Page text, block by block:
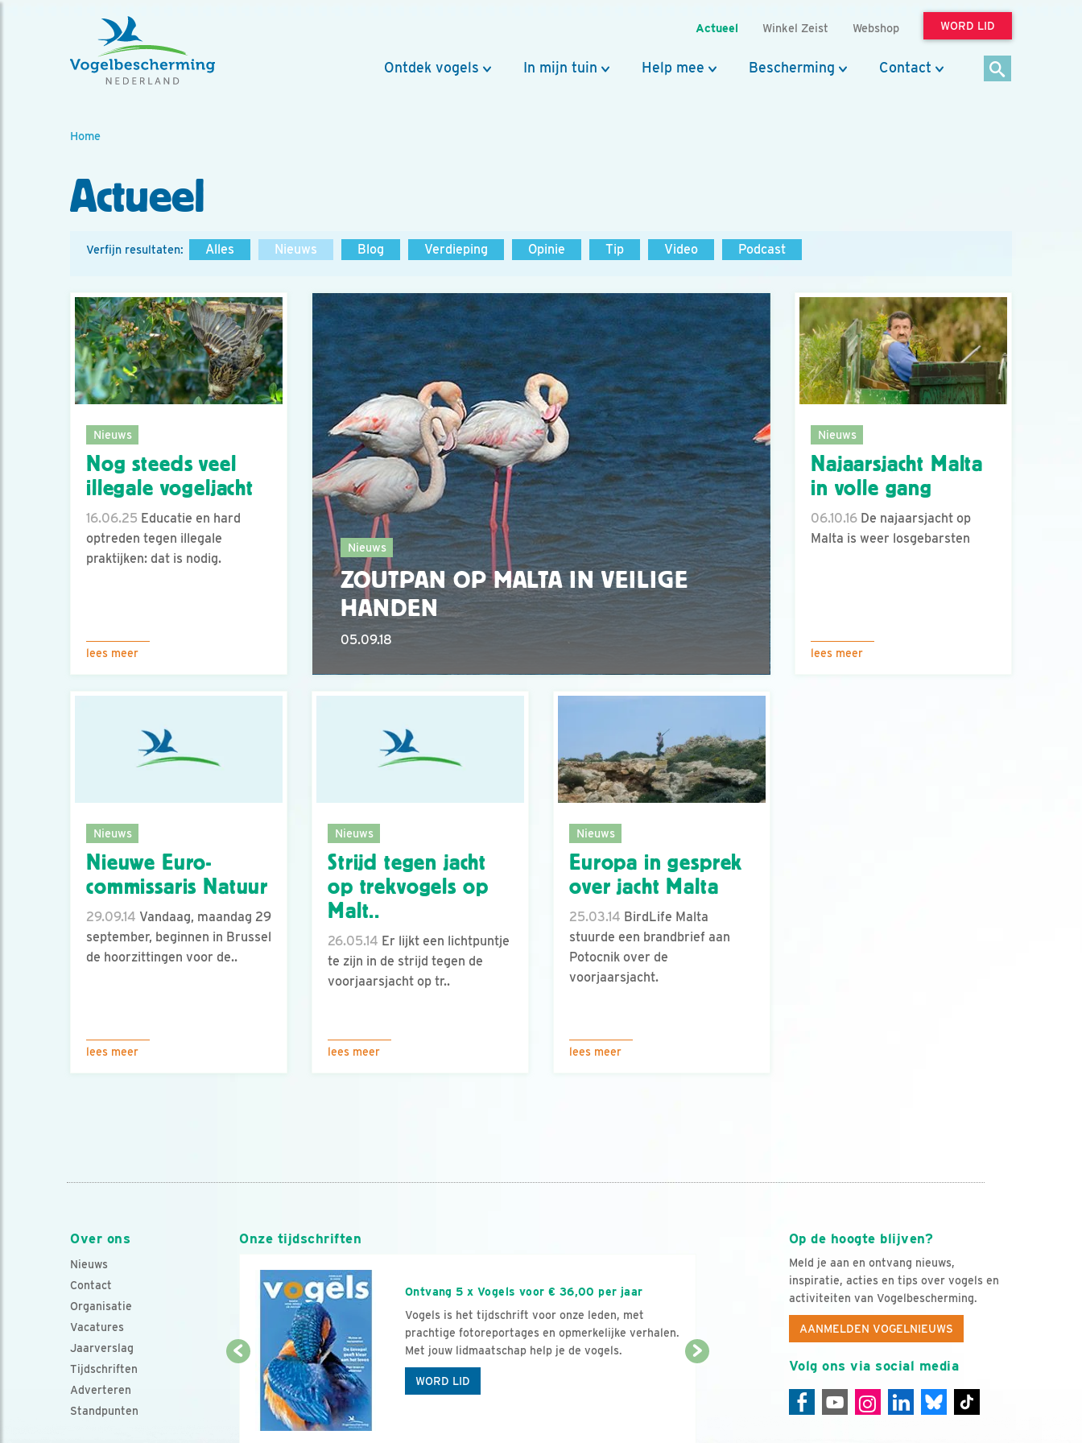
Actueel Winkel Zeist Webshop WORD LID
Ontdek vogels In mijn tuin Help mee Bescherming Contact
Home
Actueel
Verfijn resultaten: Alles Nieuws Blog Verdieping Opinie Tip Video Podcast
Nieuws
Nog steeds veel
illegale vogeljacht
16.06.25 Educatie en hard
optreden tegen illegale
praktijken: dat is nodig.
lees meer
Nieuws
ZOUTPAN OP MALTA IN VEILIGE
HANDEN
05.09.18
Nieuws
Najaarsjacht Malta
in volle gang
06.10.16 De najaarsjacht op
Malta is weer losgebarsten
lees meer
Nieuws
Nieuwe Euro-
commissaris Natuur
29.09.14 Vandaag, maandag 29
september, beginnen in Brussel
de hoorzittingen voor de..
lees meer
Nieuws
Strijd tegen jacht
op trekvogels op
Malt..
26.05.14 Er lijkt een lichtpuntje
te zijn in de strijd tegen de
voorjaarsjacht op tr..
lees meer
Nieuws
Europa in gesprek
over jacht Malta
25.03.14 BirdLife Malta
stuurde een brandbrief aan
Potocnik over de
voorjaarsjacht.
lees meer
Over ons
Nieuws
Contact
Organisatie
Vacatures
Jaarverslag
Tijdschriften
Adverteren
Standpunten
Op de hoogte blijven?
Meld je aan en ontvang nieuws,
inspiratie, acties en tips over vogels en
activiteiten van Vogelbescherming.
AANMELDEN VOGELNIEUWS
Volg ons via social media
Onze tijdschriften
Ontvang 5 x Vogels voor € 36,00 per jaar
Vogels is het tijdschrift voor onze leden, met
prachtige fotoreportages en opmerkelijke verhalen.
Met jouw lidmaatschap help je de vogels.
WORD LID